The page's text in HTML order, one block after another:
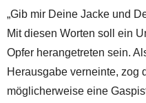
„Gib mir Deine Jacke und
Mit diesen Worten soll ein
Opfer herangetreten sein.
Herausgabe verneinte, zog
möglicherweise eine